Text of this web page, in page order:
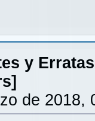
y Erratas
de 2018,